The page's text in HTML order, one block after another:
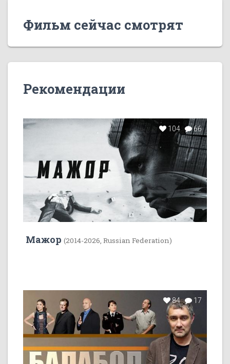
Фильм сейчас смотрят
Рекомендации
104 66
Мажор (2014-2026, Russian Federation)
84 17